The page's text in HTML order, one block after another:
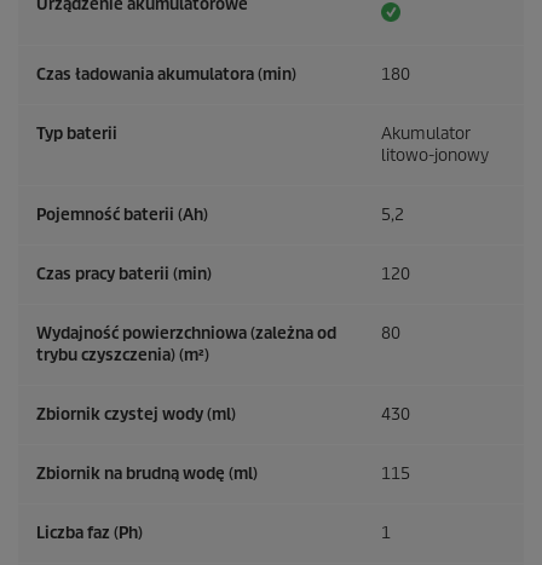
Urządzenie akumulatorowe
Czas ładowania akumulatora (min) 180
Typ baterii
Akumulator
litowo-jonowy
Pojemność baterii (Ah) 5,2
Czas pracy baterii (min) 120
Wydajność powierzchniowa (zależna od
trybu czyszczenia) (m²)
80
Zbiornik czystej wody (ml) 430
Zbiornik na brudną wodę (ml) 115
Liczba faz (Ph) 1